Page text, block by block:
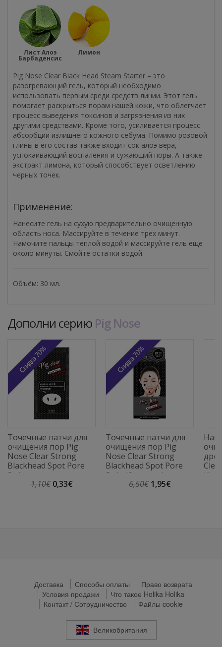
Лист Алоэ
Барбаденсис
Лимон
Pig Nose Clear Black Head Steam Starter – это
разогревающий гель, который необходимо
использовать первым среди средств линии. Этот гель
помогает раскрыться порам нашей кожи, что облегчает
процесс выведения токсинов и загрязнения из них
другими средствами. Кроме того, усиливается процесс
абсорбции излишнего кожного себума. Помимо розовой
глины в его состав также входит сок алоэ вера,
успокаивающий воспаления и сужающий поры. А также
экстракт лимона, который способствует осветлению
черных точек.
Применение:
Нанесите гель на сухую предварительно очищенную
область носа. Массируйте в течение трех минут.
Намочите пальцы теплой водой и массируйте гель еще
около минуты. Смойте остатки водой.
Объём: 30 мл.
Дополни серию Pig Nose
Скидка 70%
Точечные патчи для
очищения пор Pig
Nose Clear Strong
Blackhead Spot Pore
Strip
1,10€0,33€
Скидка 70%
Точечные патчи для
очищения пор Pig
Nose Clear Strong
Blackhead Spot Pore
Strip (6 листов)
6,50€1,95€
Kit
Доставка Способы оплаты
Право возврата
Условия продажи
Что такое Holika Holika
Контакт / Сотрудничество
Файлы cookie
Великобритания